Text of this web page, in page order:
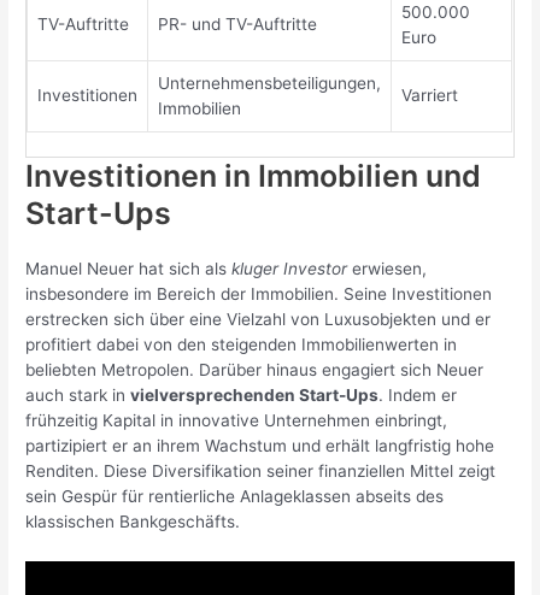
TV-Auftritte PR- und TV-Auftritte
500.000
Euro
Investitionen
Unternehmensbeteiligungen,
Immobilien
Varriert
Investitionen in Immobilien und
Start-Ups
Manuel Neuer hat sich alskluger Investorerwiesen,
insbesondere im Bereich der Immobilien. Seine Investitionen
erstrecken sich über eine Vielzahl von Luxusobjekten und er
profitiert dabei von den steigenden Immobilienwerten in
beliebten Metropolen. Darüber hinaus engagiert sich Neuer
auch stark invielversprechenden Start-Ups. Indem er
frühzeitig Kapital in innovative Unternehmen einbringt,
partizipiert er an ihrem Wachstum und erhält langfristig hohe
Renditen. Diese Diversifikation seiner finanziellen Mittel zeigt
sein Gespür für rentierliche Anlageklassen abseits des
klassischen Bankgeschäfts.